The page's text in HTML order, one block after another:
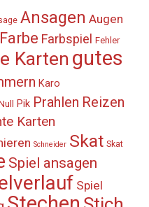
Ansagen Augen
Farbe Farbspiel Fehler
Karten gutes
Karo
Pik Prahlen Reizen
Karten
Schneider Skat Skat
Spiel ansagen
Spiel